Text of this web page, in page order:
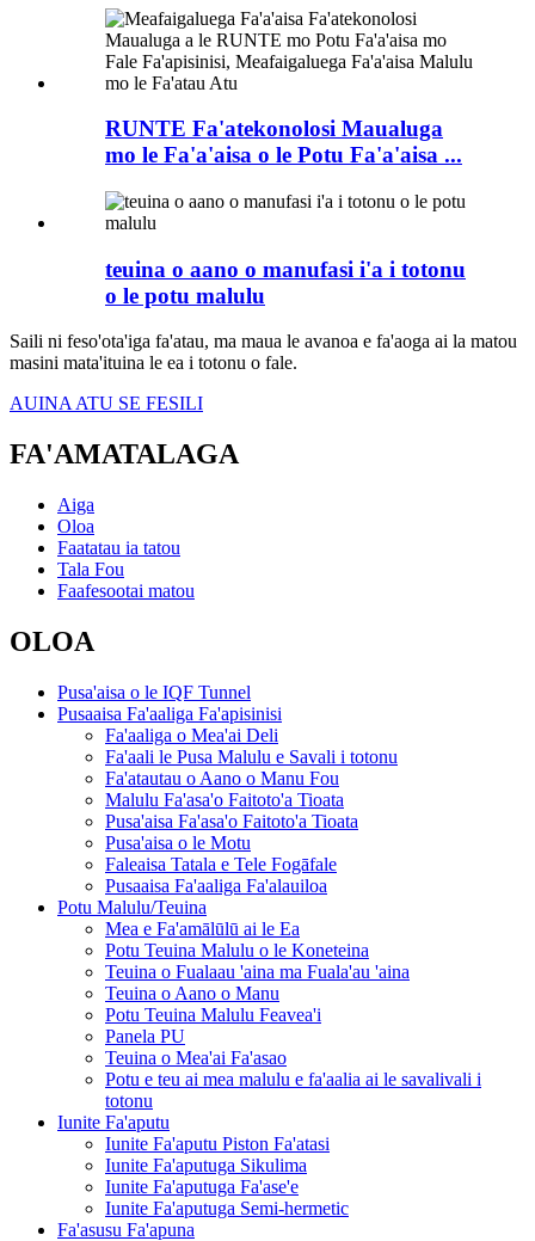
RUNTE Fa'atekonolosi Maualuga
mo le Fa'a'aisa o le Potu Fa'a'aisa ...
teuina o aano o manufasi i'a i totonu
o le potu malulu
Saili ni feso'ota'iga fa'atau, ma maua le avanoa e fa'aoga ai la matou
masini mata'ituina le ea i totonu o fale.
AUINA ATU SE FESILI
FA'AMATALAGA
Aiga
Oloa
Faatatau ia tatou
Tala Fou
Faafesootai matou
OLOA
Pusa'aisa o le IQF Tunnel
Pusaaisa Fa'aaliga Fa'apisinisi
Fa'aaliga o Mea'ai Deli
Fa'aali le Pusa Malulu e Savali i totonu
Fa'atautau o Aano o Manu Fou
Malulu Fa'asa'o Faitoto'a Tioata
Pusa'aisa Fa'asa'o Faitoto'a Tioata
Pusa'aisa o le Motu
Faleaisa Tatala e Tele Fogāfale
Pusaaisa Fa'aaliga Fa'alauiloa
Potu Malulu/Teuina
Mea e Fa'amālūlū ai le Ea
Potu Teuina Malulu o le Koneteina
Teuina o Fualaau 'aina ma Fuala'au 'aina
Teuina o Aano o Manu
Potu Teuina Malulu Feavea'i
Panela PU
Teuina o Mea'ai Fa'asao
Potu e teu ai mea malulu e fa'aalia ai le savalivali i
totonu
Iunite Fa'aputu
Iunite Fa'aputu Piston Fa'atasi
Iunite Fa'aputuga Sikulima
Iunite Fa'aputuga Fa'ase'e
Iunite Fa'aputuga Semi-hermetic
Fa'asusu Fa'apuna